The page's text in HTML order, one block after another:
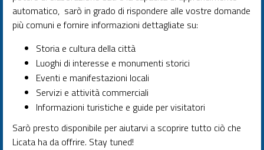
automatico, sarò in grado di rispondere alle vostre domande
più comuni e fornire informazioni dettagliate su:
Storia e cultura della città
Luoghi di interesse e monumenti storici
Eventi e manifestazioni locali
Servizi e attività commerciali
Informazioni turistiche e guide per visitatori
Sarò presto disponibile per aiutarvi a scoprire tutto ciò che
Licata ha da offrire. Stay tuned!